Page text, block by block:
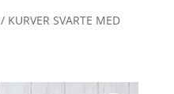
/ KURVER SVARTE MED